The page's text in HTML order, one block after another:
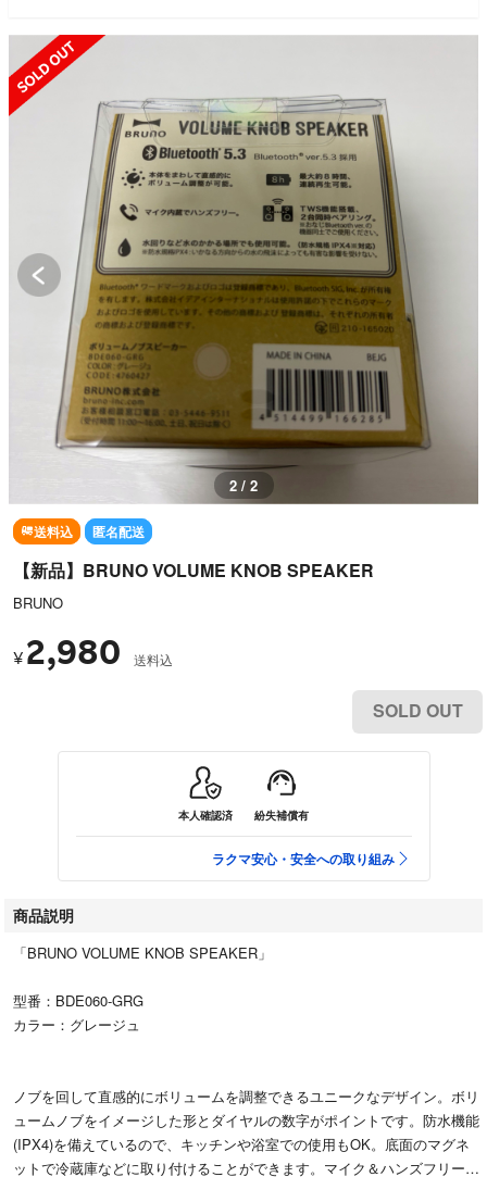
2 / 2
送料込 匿名配送
【新品】BRUNO VOLUME KNOB SPEAKER
BRUNO
¥ 2,980 送料込
SOLD OUT
本人確認済 紛失補償有
ラクマ安心・安全への取り組み
商品説明
「BRUNO VOLUME KNOB SPEAKER」
型番：BDE060-GRG
カラー：グレージュ
ノブを回して直感的にボリュームを調整できるユニークなデザイン。ボリ
ュームノブをイメージした形とダイヤルの数字がポイントです。防水機能
(IPX4)を備えているので、キッチンや浴室での使用もOK。底面のマグネ
ットで冷蔵庫などに取り付けることができます。マイク＆ハンズフリー通